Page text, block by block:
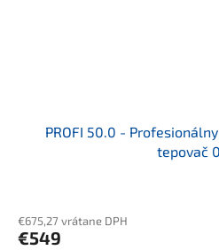
PROFI 50.0 -
tepovač
€675,27 vrátane DPH
€549